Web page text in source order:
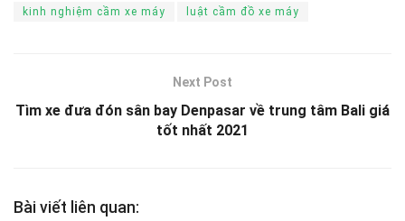
kinh nghiệm cầm xe máy luật cầm đồ xe máy
Next Post
Tìm xe đưa đón sân bay Denpasar về trung tâm Bali giá
tốt nhất 2021
Bài viết liên quan: